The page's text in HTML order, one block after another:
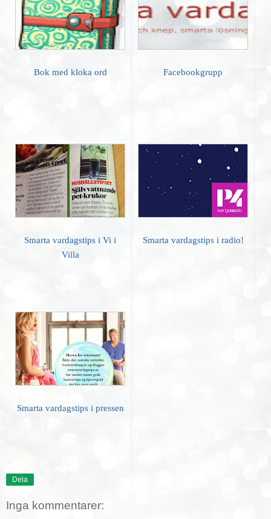
Bok med kloka ord Facebookgrupp
Smarta vardagstips i Vi i
Villa
Smarta vardagstips i radio!
Smarta vardagstips i pressen
Dela
Inga kommentarer: